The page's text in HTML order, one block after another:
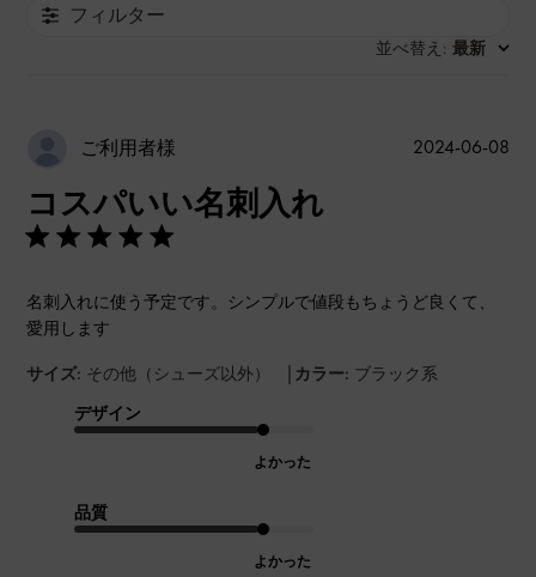
フィルター
並べ替え : 最新
ご利用者様
コスパいい名刺入れ
名刺入れに使う予定です。シンプルで値段もちょうど良くて、
愛用します
サイズ: その他（シューズ以外） | カラー: ブラック系
デザイン
よかった
品質
よかった
公
2024-06-08